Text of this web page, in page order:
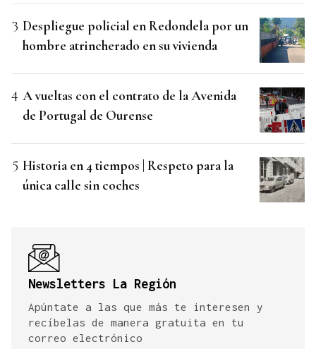
Despliegue policial en Redondela por un
hombre atrincherado en su vivienda
A vueltas con el contrato de la Avenida
de Portugal de Ourense
Historia en 4 tiempos | Respeto para la
única calle sin coches
Newsletters La Región
Apúntate a las que más te interesen y
recíbelas de manera gratuita en tu
correo electrónico